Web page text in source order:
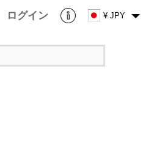
ログイン ¥ JPY